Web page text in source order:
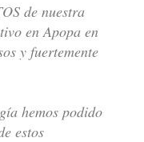
de nuestra
en Apopa en
y fuertemente
hemos podido
estos